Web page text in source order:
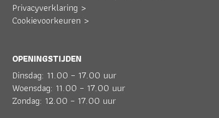
Privacyverklaring >
Cookievoorkeuren >
OPENINGSTIJDEN
Dinsdag: 11.00 – 17.00 uur
Woensdag: 11.00 – 17.00 uur
Zondag: 12.00 – 17.00 uur